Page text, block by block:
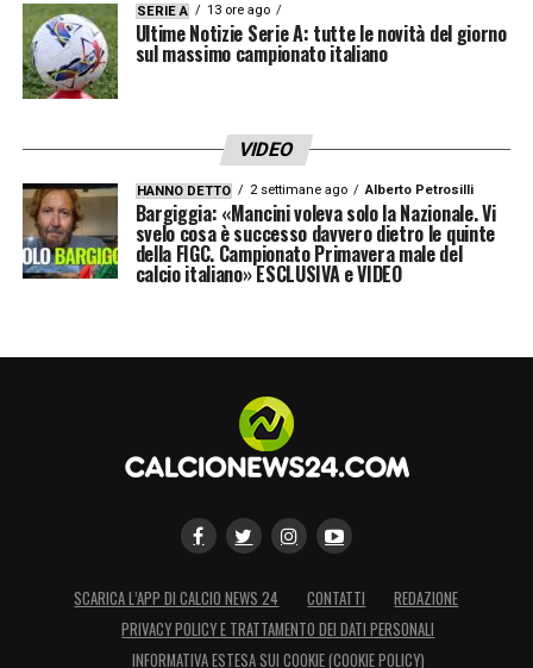
SERIE A 13 ore ago
Ultime Notizie Serie A: tutte le novità del giorno
sul massimo campionato italiano
VIDEO
HANNO DETTO 2 settimane ago Alberto Petrosilli
Bargiggia: «Mancini voleva solo la Nazionale. Vi
svelo cosa è successo davvero dietro le quinte
della FIGC. Campionato Primavera male del
calcio italiano» ESCLUSIVA e VIDEO
SCARICA L’APP DI CALCIO NEWS 24 CONTATTI
REDAZIONE
PRIVACY POLICY E TRATTAMENTO DEI DATI PERSONALI
INFORMATIVA ESTESA SUI COOKIE (COOKIE POLICY)